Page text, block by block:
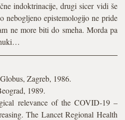
indoktrinacije, drugi sicer vidi še
nebogljeno epistemologijo ne pride
ne more biti do smeha. Morda pa
Zagreb, 1986.
1989.
relevance of the COVID-19 –
The Lancet Regional Health